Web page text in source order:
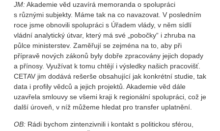
JM:Akademie věd uzavírá memoranda o spolupráci
s různými subjekty. Máme tak na co navazovat. V posledním
roce jsme obnovili spolupráci s Úřadem vlády, v něm sídlí
vládní analytický útvar, který má své „pobočky“ i zhruba na
půlce ministerstev. Zaměřují se zejména na to, aby při
přípravě nových zákonů byly dobře zpracovány jejich dopady
a přínosy. Využívat k tomu chtějí i výsledky našich pracovišť.
CETAV jim dodává rešerše obsahující jak konkrétní studie, tak
data i profily vědců a jejich projektů. Akademie věd dále
uzavřela smlouvy se všemi kraji k regionální spolupráci, což je
další úroveň, v níž můžeme hledat pro transfer uplatnění.
OB: Rádi bychom zintenzivnili i kontakt s politickou sférou,